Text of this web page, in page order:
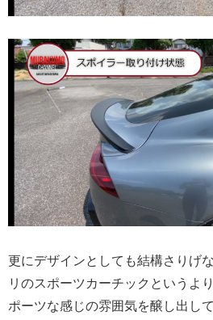
更にデザインとしても結構さりげ
リのスポーツカーチックというよ
ポーツな感じの雰囲気を醸し出し